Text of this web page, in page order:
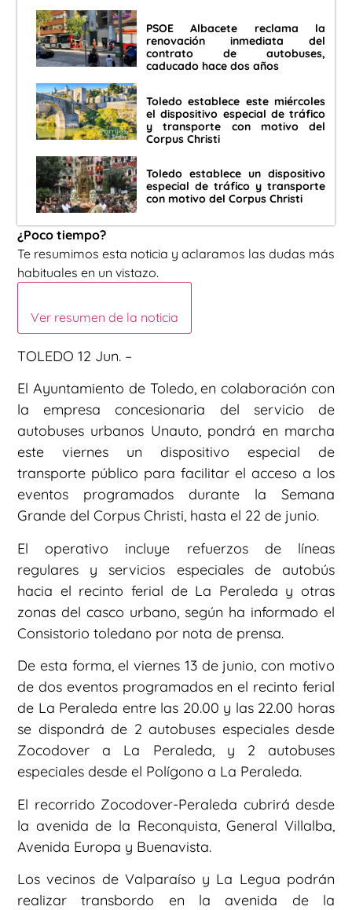
PSOE Albacete reclama la
renovación inmediata del
contrato de autobuses,
caducado hace dos años
Toledo establece este miércoles
el dispositivo especial de tráfico
y transporte con motivo del
Corpus Christi
Toledo establece un dispositivo
especial de tráfico y transporte
con motivo del Corpus Christi
¿Poco tiempo?
Te resumimos esta noticia y aclaramos las dudas más
habituales en un vistazo.
Ver resumen de la noticia
TOLEDO 12 Jun. –
El Ayuntamiento de Toledo, en colaboración con
la empresa concesionaria del servicio de
autobuses urbanos Unauto, pondrá en marcha
este viernes un dispositivo especial de
transporte público para facilitar el acceso a los
eventos programados durante la Semana
Grande del Corpus Christi, hasta el 22 de junio.
El operativo incluye refuerzos de líneas
regulares y servicios especiales de autobús
hacia el recinto ferial de La Peraleda y otras
zonas del casco urbano, según ha informado el
Consistorio toledano por nota de prensa.
De esta forma, el viernes 13 de junio, con motivo
de dos eventos programados en el recinto ferial
de La Peraleda entre las 20.00 y las 22.00 horas
se dispondrá de 2 autobuses especiales desde
Zocodover a La Peraleda, y 2 autobuses
especiales desde el Polígono a La Peraleda.
El recorrido Zocodover-Peraleda cubrirá desde
la avenida de la Reconquista, General Villalba,
Avenida Europa y Buenavista.
Los vecinos de Valparaíso y La Legua podrán
realizar transbordo en la avenida de la